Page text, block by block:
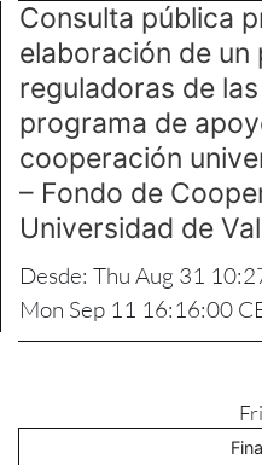
Consulta pública
elaboración de
reguladoras de
programa de
cooperación
– Fondo de
Universidad de
Desde: Thu Aug 31
Mon Sep 11 16:16:00